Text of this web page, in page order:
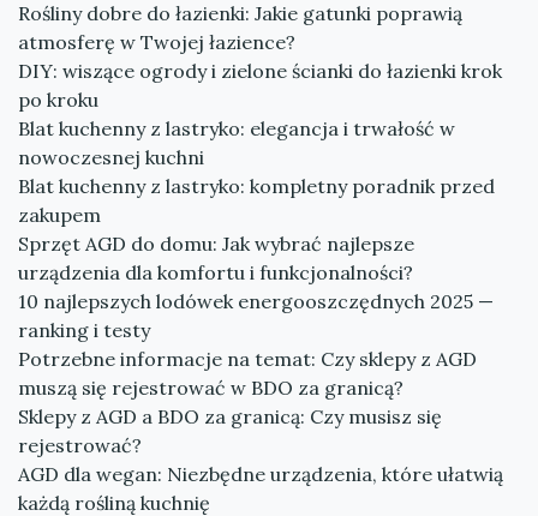
Rośliny dobre do łazienki: Jakie gatunki poprawią
atmosferę w Twojej łazience?
DIY: wiszące ogrody i zielone ścianki do łazienki krok
po kroku
Blat kuchenny z lastryko: elegancja i trwałość w
nowoczesnej kuchni
Blat kuchenny z lastryko: kompletny poradnik przed
zakupem
Sprzęt AGD do domu: Jak wybrać najlepsze
urządzenia dla komfortu i funkcjonalności?
10 najlepszych lodówek energooszczędnych 2025 —
ranking i testy
Potrzebne informacje na temat: Czy sklepy z AGD
muszą się rejestrować w BDO za granicą?
Sklepy z AGD a BDO za granicą: Czy musisz się
rejestrować?
AGD dla wegan: Niezbędne urządzenia, które ułatwią
każdą rośliną kuchnię